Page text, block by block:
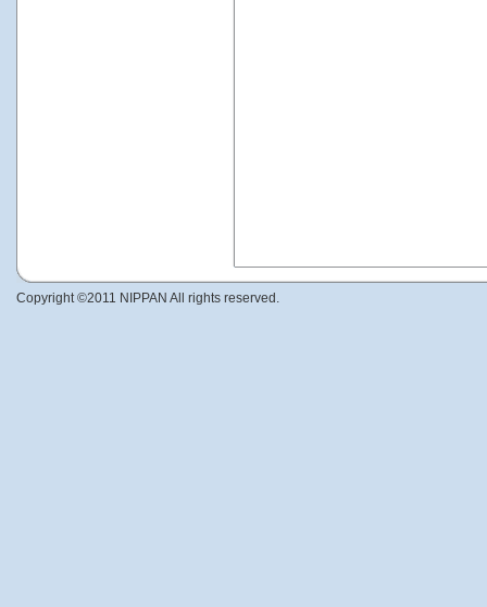
Copyright ©2011 NIPPAN All rights reserved.